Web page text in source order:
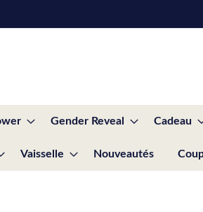
Gender Reveal Cadeau
Vaisselle Nouveautés